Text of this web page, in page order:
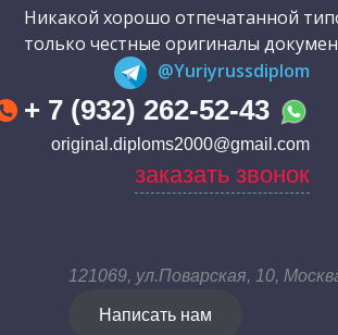
Никакой хорошо отпечатанной
только честные оригиналы
@Yuriyrussdiplom
+ 7 (932) 262-52-43
original.diploms2000@gmail.com
заказать звонок
121069, ул.Поварская, 10,
Написать нам